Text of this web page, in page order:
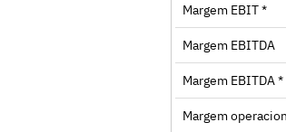
Margem EBIT *
Margem EBITDA
Margem EBITDA *
Margem